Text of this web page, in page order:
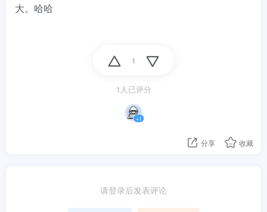
大。哈哈
1
1人已评分
+1
分享 收藏
请登录后发表评论